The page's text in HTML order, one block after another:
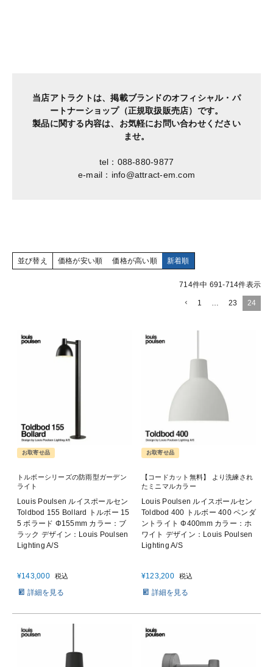
当店アトラクトは、掲載ブランドのオフィシャル・パ
ートナーショップ（正規取扱販売店）です。
製品に関する内容は、お気軽にお問い合わせください
ませ。
tel：088-880-9877
e-mail：info@attract-em.com
並び替え 価格が安い順 価格が高い順 新着順
714件中 691-714件表示
1 23 24
お取寄せ品
トルボーシリーズの防雨型ガーデン
ライト
Louis Poulsen ルイスポールセン
Toldbod 155 Bollard トルボー 15
5 ボラード Φ155mm カラー：ブ
ラック デザイン：Louis Poulsen
Lighting A/S
¥143,000 税込
詳細を見る
お取寄せ品
【コードカット無料】 より洗練され
たミニマルカラー
Louis Poulsen ルイスポールセン
Toldbod 400 トルボー 400 ペンダ
ントライト Φ400mm カラー：ホ
ワイト デザイン：Louis Poulsen
Lighting A/S
¥123,200 税込
詳細を見る